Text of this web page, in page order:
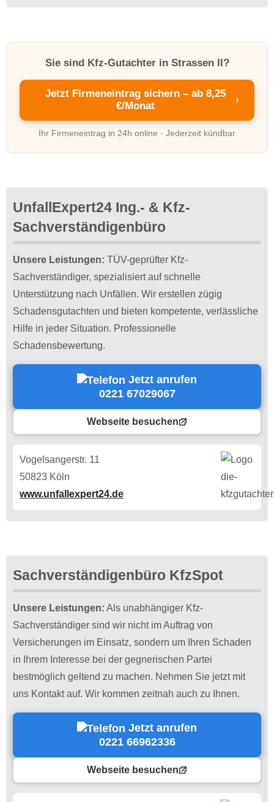
Sie sind Kfz-Gutachter in Strassen II?
Jetzt Firmeneintrag sichern – ab 8,25
€/Monat
›
Ihr Firmeneintrag in 24h online · Jederzeit kündbar
UnfallExpert24 Ing.- & Kfz-
Sachverständigenbüro
Unsere Leistungen: TÜV-geprüfter Kfz-
Sachverständiger, spezialisiert auf schnelle
Unterstützung nach Unfällen. Wir erstellen zügig
Schadensgutachten und bieten kompetente, verlässliche
Hilfe in jeder Situation. Professionelle
Schadensbewertung.
Jetzt anrufen
0221 67029067
Webseite besuchen
Vogelsangerstr. 11
50823 Köln
www.unfallexpert24.de
Sachverständigenbüro KfzSpot
Unsere Leistungen: Als unabhängiger Kfz-
Sachverständiger sind wir nicht im Auftrag von
Versicherungen im Einsatz, sondern um Ihren Schaden
in Ihrem Interesse bei der gegnerischen Partei
bestmöglich geltend zu machen. Nehmen Sie jetzt mit
uns Kontakt auf. Wir kommen zeitnah auch zu Ihnen.
Jetzt anrufen
0221 66962336
Webseite besuchen